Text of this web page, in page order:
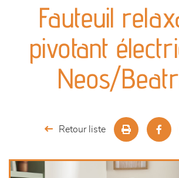
séjours
meubles de complément
chambres et dressing
Fauteuil
pivotant
Neos/
Retour liste